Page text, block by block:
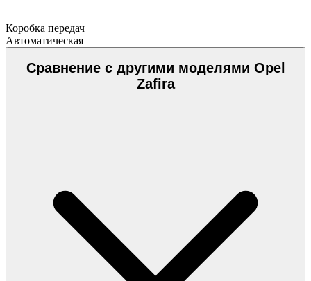
Коробка передач
Автоматическая
Сравнение с другими моделями Opel
Zafira